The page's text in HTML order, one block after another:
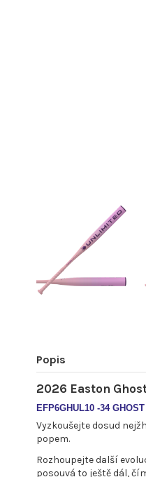
Popis
2026 Easton
EFP6GHUL10 -34
Vyzkoušejte dosud
popem.
Rozhoupejte další
posouvá to ještě dál,